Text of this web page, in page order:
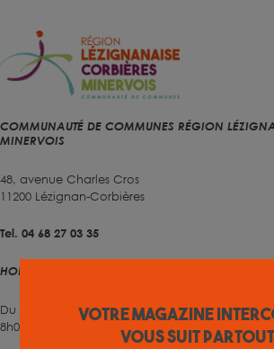
COMMUNAUTÉ DE COMMUNES RÉGION
MINERVOIS
48, avenue Charles Cros
11200 Lézignan-Corbières
Tel. 04 68 27 03 35
HORAIRES D'OUVERTURE
Du lundi au vendredi
8h00 – 12h00 et 13h30 – 17h00
Votre magazine
vous suit